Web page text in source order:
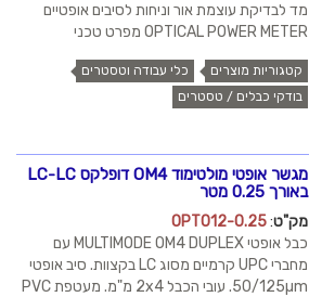
מד לבדיקת עוצמת אור וניחות לסיבים אופטיים
OPTICAL POWER METER מפרט טכני
קטגוריות מוצרים
כלי עבודה וטסטרים
בודקי כבלים / טסטרים
מגשר אופטי מולטימוד OM4 דופלקס LC-LC
באורך 0.25 מטר
מק"ט:
OPT012-0.25
כבל אופטי MULTIMODE OM4 DUPLEX עם
מחברי UPC קרמיים מסוג LC בקצוות. סיב אופטי
50/125µm. עובי הכבל 2x4 מ"מ. מעטפת PVC